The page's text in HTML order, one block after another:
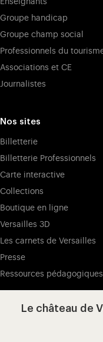
Enseignants
Groupe handicap
Groupe champ social
Professionnels du
Associations et CE
Journalistes
Nos sites
Billetterie
Billetterie Professionnels
Carte interactive
Collections
Boutique en ligne
Versailles 3D
Les carnets de Versailles
Presse
Ressources pédagogiques
Le château de